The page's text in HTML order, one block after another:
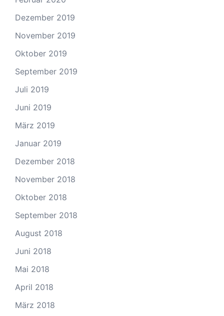
Dezember 2019
November 2019
Oktober 2019
September 2019
Juli 2019
Juni 2019
März 2019
Januar 2019
Dezember 2018
November 2018
Oktober 2018
September 2018
August 2018
Juni 2018
Mai 2018
April 2018
März 2018